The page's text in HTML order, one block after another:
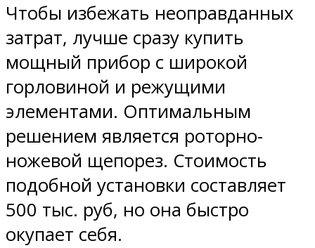
Чтобы избежать неоправданных
затрат, лучше сразу купить
мощный прибор с широкой
горловиной и режущими
элементами. Оптимальным
решением является роторно-
ножевой щепорез. Стоимость
подобной установки составляет
500 тыс. руб, но она быстро
окупает себя.